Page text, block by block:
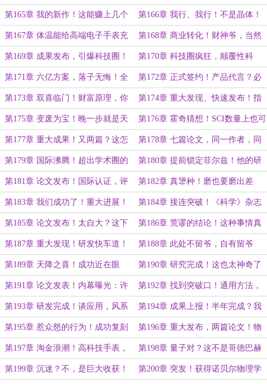
价值！邬贵田：心服口服啊…… 访，我差点信了……
第165章 我的新作！这能赚上几个
小目标！
第166章 我行、我行！不是晶体！
总要有人为此牺牲……
第167章 体温能给高端电子手表充
电了！
第168章 商业转化！财神爷，当然
要供起来了……
第169章 成果发布，引爆科技圈！
风系魔杖？还真行得通……
第170章 科技圈疯狂，颠覆性科
技！原来是材料专家……
第171章 六亿方案，落子无悔！全
世界也就你敢这么说了！
第172章 正式签约！产品代言？必
须要尽快，分担风险……
第173章 双喜临门！财富原理，你
和我？这就去……
第174章 重大发现、快速发布！指
导实验？为什么总是错过……
第175章 变废为宝！晚一步就是天
堑！张明浩：我真是操碎了心……
第176章 霍奇猜想！SCI数量上也可
以刷一刷……
第177章 重大成果！又两篇？这怎
么可能……
第178章 七篇论文，同一作者，同
时发布！那个很有名气的天才……
第179章 国际沸腾！超出学术圈的
关注，菲尔兹奖，资金池被清空……
第180章 提前锁定菲尔兹！他的研
究能改变世界……
第181章 论文发布！国际认证，评
不上就是评选有问题……
第182章 真犟种！磨也要磨出差
别！到底是哪个专家……
第183章 我们成功了！重大进展！
谁也想不到的方法……
第184章 接连突破！《科学》杂志
论文，需要一年？我们解决了……
第185章 论文发布！太自大？这下
确定了，我们不缺成果……
第186章 荒谬的结论！这种事情真
的可能吗？
第187章 重大发现！研发快车道！
我们自己也能有成果……
第188章 此处不留爷，自有留爷
处！谈崩了，我不干了……
第189章 天降之喜！成功近在眼
前？没有谈到的重点……
第190章 研究完成！这也太神奇了
吧？肯定是有变动……
第191章 论文发表！内幕曝光：许
院士厉害……
第192章 找到突破口！通用方法，
干劲和声名狼藉……
第193章 研发完成！谈应用，风系
火系雷系魔杖？
第194章 成果上报！半年完成？我
收回刚才的话……
第195章 惹众怒的行为！成功复刻
实验，去找总编！
第196章 重大发布，两篇论文！物
理界开启淘金潮……
第197章 淘金浪潮！高科技手表，
必须显摆一波！
第198章 量子对？这不是哥德巴赫
猜想么！
第199章 沉迷？不，是巨大收获！ 第200章 突发！获得诺贝尔物理学